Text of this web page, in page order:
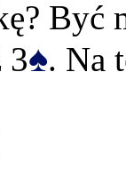
Być
3♠. Na